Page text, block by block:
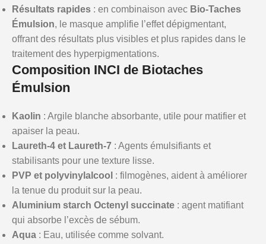
Résultats rapides : en combinaison avec Bio-Taches
Émulsion, le masque amplifie l’effet dépigmentant,
offrant des résultats plus visibles et plus rapides dans le
traitement des hyperpigmentations.
Composition INCI de Biotaches
Émulsion
Kaolin : Argile blanche absorbante, utile pour matifier et
apaiser la peau.
Laureth-4 et Laureth-7 : Agents émulsifiants et
stabilisants pour une texture lisse.
PVP et polyvinylalcool : filmogènes, aident à améliorer
la tenue du produit sur la peau.
Aluminium starch Octenyl succinate : agent matifiant
qui absorbe l’excès de sébum.
Aqua : Eau, utilisée comme solvant.